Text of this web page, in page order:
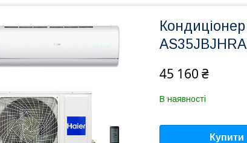
45 160 ₴
В наявності
Купити